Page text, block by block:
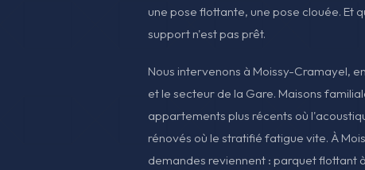
une pose flottante, une pose clouée. Et
support n'est pas prêt.
Nous intervenons à Moissy-Cramayel,
et le secteur de la Gare. Maisons
appartements plus récents où
rénovés où le stratifié fatigue vite. À
demandes reviennent : parquet flottant